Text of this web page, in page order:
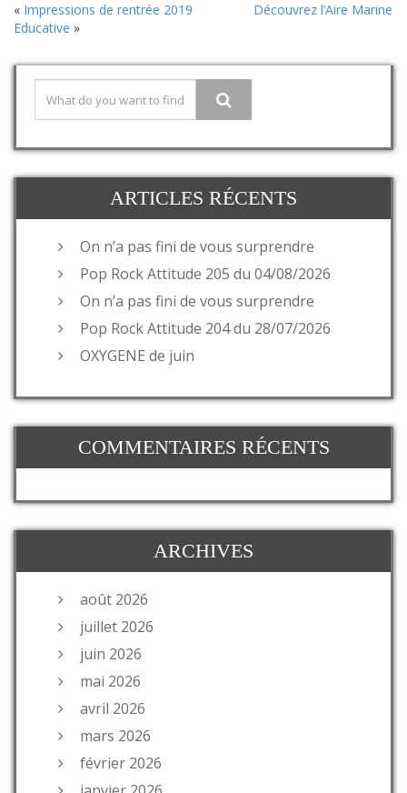
« Impressions de rentrée 2019
Découvrez l’Aire Marine
Educative »
ARTICLES RÉCENTS
On n’a pas fini de vous surprendre
Pop Rock Attitude 205 du 04/08/2026
On n’a pas fini de vous surprendre
Pop Rock Attitude 204 du 28/07/2026
OXYGENE de juin
COMMENTAIRES RÉCENTS
ARCHIVES
août 2026
juillet 2026
juin 2026
mai 2026
avril 2026
mars 2026
février 2026